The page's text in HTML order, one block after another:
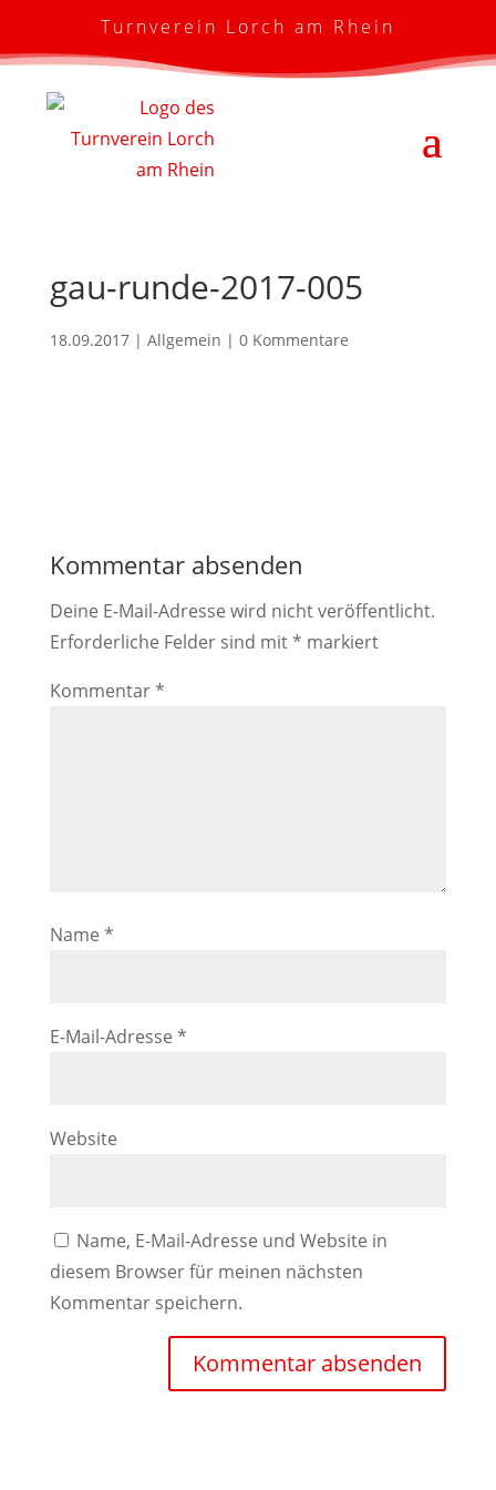
Turnverein Lorch am Rhein
gau-runde-2017-005
18.09.2017| Allgemein | 0 Kommentare
Kommentar absenden
Deine E-Mail-Adresse wird nicht veröffentlicht.
Erforderliche Felder sind mit* markiert
Kommentar*
Name *
E-Mail-Adresse *
Website
Name, E-Mail-Adresse und Website in
diesem Browser für meinen nächsten
Kommentar speichern.